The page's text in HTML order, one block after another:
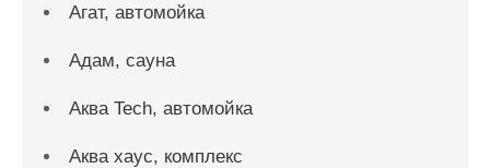
Агат, автомойка
Адам, сауна
Аква Tech, автомойка
Аква хаус, комплекс